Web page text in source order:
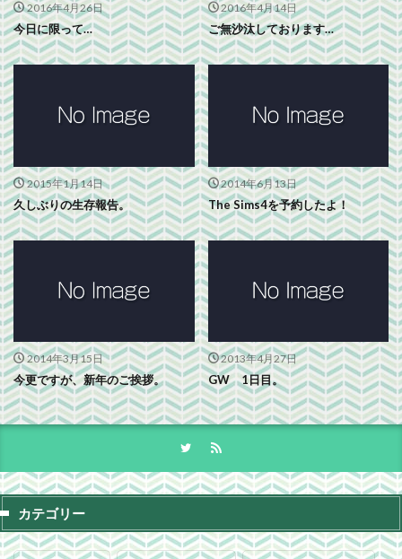
2016年4月26日
今日に限って…
2016年4月14日
ご無沙汰しております…
2015年1月14日
久しぶりの生存報告。
2014年6月13日
The Sims4を予約したよ！
2014年3月15日
今更ですが、新年のご挨拶。
2013年4月27日
GW 1日目。
カテゴリー